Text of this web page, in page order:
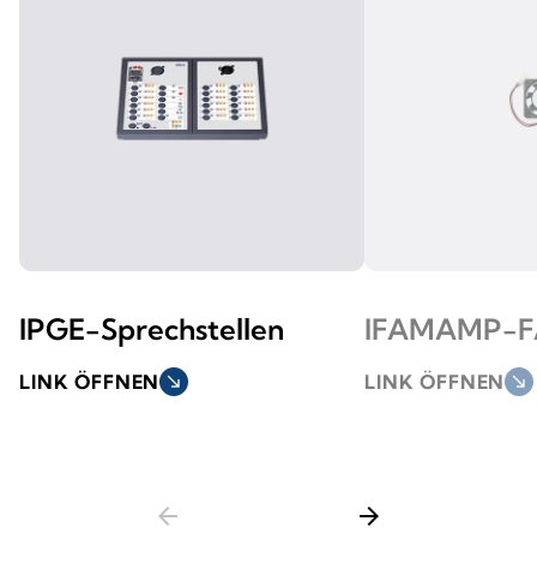
IPGE-Sprechstellen
LINK ÖFFNEN south_east
IFAMAMP-
LINK ÖFFNEN south_east
arrow_back arrow_forward